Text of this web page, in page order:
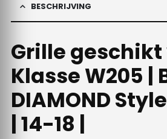
BESCHRIJVING
Grille geschikt
Klasse W205 |
DIAMOND
| 14-18 |